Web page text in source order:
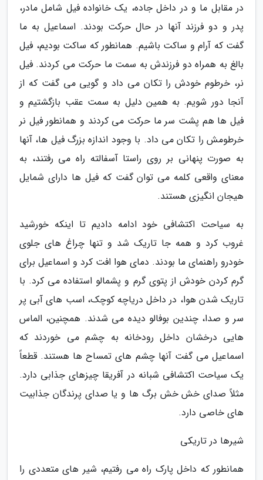
در مقابل ما و در داخل جاده، یک خانواده فیل شامل مادر،
پدر و دو فرزند آنها در حال حرکت بودند. اسماعیل به ما
گفت که آرام و ساکت باشیم. همانطور که ساکت بودیم، فیل
بالغ به همراه دو فرزندش به سمت ما حرکت می کردند. فیل
نر، خرطوم خودش را تکان می داد و گویی می گفت که از
آنجا دور شویم. به همین دلیل به سمت عقب بازگشتیم و
فیل ها هم پشت سر ما حرکت می کردند و همانطور فیل نر
خرطومش را تکان می داد. با وجود اندازه بزرگ فیل ها، آنها
به صورت پنهانی بر روی راستا آسفالته راه می رفتند، به
معنای واقعی کلمه می توان گفت که فیل ها دارای شمایل
هیجان انگیزی هستند.
به سیاحت اکتشافی خود ادامه دادیم تا اینکه خورشید
غروب کرد و همه جا تاریک شد و تنها چراغ های جلوی
خودرو راهنمای ما بودند. دمای هوا افت کرد و اسماعیل برای
گرم کردن خودش از پتوی گرم و پشمالو استفاده می کرد. با
تاریک شدن هوا، در داخل دریاچه کوچک، اسب های آبی پر
سر و صدا، چندین بوفالو دیده می شدند. همچنین، الماس
هایی درخشان داخل رودخانه به چشم می خوردند که
اسماعیل می گفت آنها چشم های تمساح ها هستند. قطعاً
یک سیاحت اکتشافی شبانه در آفریقا چیزهای جذابی دارد.
مثلاً صدای خش خش برگ ها و یا صدای پرندگان جذابیت
های خاصی دارد.
شیرها در تاریکی
همانطور که داخل پارک راه می رفتیم، شیر های متعددی را